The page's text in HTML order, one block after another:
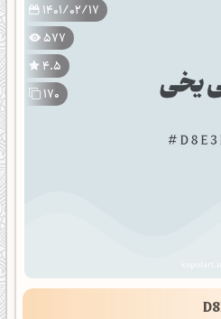
1401/02/17
577
4.5
170